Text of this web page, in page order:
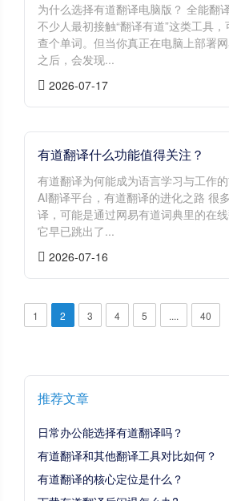
为什么选择有道翻译电脑版？ 全能翻
不少人最初接触“翻译有道”这类工具
查个单词。但当你真正在电脑上部署
之后，会发现...
2026-07-17
有道翻译什么功能值得关注？
有道翻译为何能成为语言学习与工作
AI翻译平台，有道翻译的进化之路 很
译，可能是通过网易有道词典里的在
它早已跳出了...
2026-07-16
1 2 3 4 5 .... 40
推荐文章
日常办公能选择有道翻译吗？
有道翻译和其他翻译工具对比如何？
有道翻译的核心定位是什么？